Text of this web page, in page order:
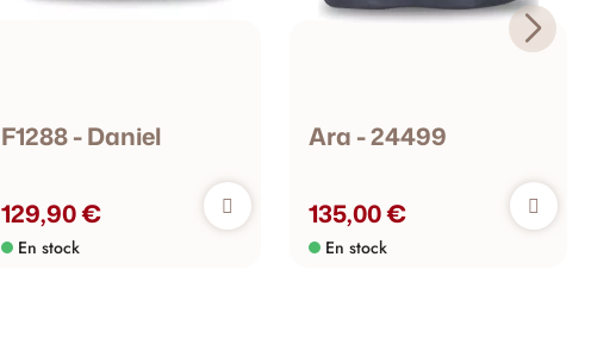
F1288 - Daniel
129,90 €
En stock
Ara - 24499
135,00 €
En stock